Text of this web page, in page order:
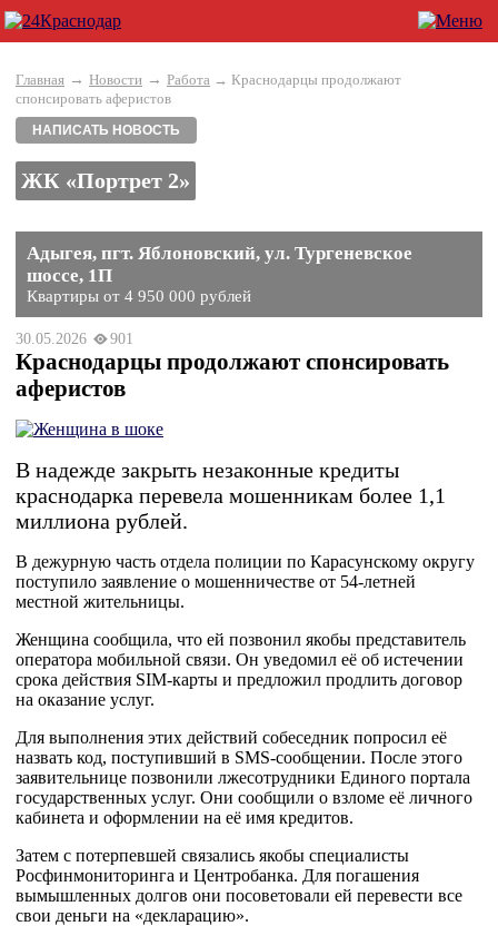
Главная → Новости → Работа → Краснодарцы продолжают
спонсировать аферистов
НАПИСАТЬ НОВОСТЬ
ЖК «Портрет 2»
Адыгея, пгт. Яблоновский, ул. Тургеневское
шоссе, 1П
Квартиры от 4 950 000 рублей
30.05.2026 901
Краснодарцы продолжают спонсировать
аферистов
В надежде закрыть незаконные кредиты
краснодарка перевела мошенникам более 1,1
миллиона рублей.
В дежурную часть отдела полиции по Карасунскому округу
поступило заявление о мошенничестве от 54-летней
местной жительницы.
Женщина сообщила, что ей позвонил якобы представитель
оператора мобильной связи. Он уведомил её об истечении
срока действия SIM-карты и предложил продлить договор
на оказание услуг.
Для выполнения этих действий собеседник попросил её
назвать код, поступивший в SMS-сообщении. После этого
заявительнице позвонили лжесотрудники Единого портала
государственных услуг. Они сообщили о взломе её личного
кабинета и оформлении на её имя кредитов.
Затем с потерпевшей связались якобы специалисты
Росфинмониторинга и Центробанка. Для погашения
вымышленных долгов они посоветовали ей перевести все
свои деньги на «декларацию».